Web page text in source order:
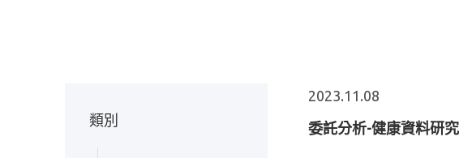
類別
2023.11.08
委託分析-健康資料研